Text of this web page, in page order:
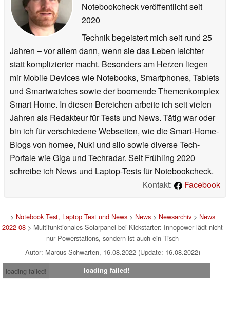
Notebookcheck veröffentlichtseit
2020
Technik begeistert mich seit rund 25
Jahren – vor allem dann, wenn sie das Leben leichter
statt komplizierter macht. Besonders am Herzen liegen
mir Mobile Devices wie Notebooks, Smartphones, Tablets
und Smartwatches sowie der boomende Themenkomplex
Smart Home. In diesen Bereichen arbeite ich seit vielen
Jahren als Redakteur für Tests und News. Tätig war oder
bin ich für verschiedene Webseiten, wie die Smart-Home-
Blogs von homee, Nuki und siio sowie diverse Tech-
Portale wie Giga und Techradar. Seit Frühling 2020
schreibe ich News und Laptop-Tests für Notebookcheck.
Kontakt:
Facebook
> Notebook Test, Laptop Test und News> News> Newsarchiv> News
2022-08 > Multifunktionales Solarpanel bei Kickstarter: Innopower lädt nicht
nur Powerstations, sondern ist auch ein Tisch
Autor: Marcus Schwarten, 16.08.2022 (Update: 16.08.2022)
loading failed!
loading failed!